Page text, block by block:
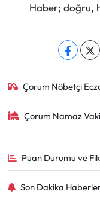
Haber; doğru,
Çorum Nöbetçi
Çorum Namaz
Puan Durumu ve
Son Dakika